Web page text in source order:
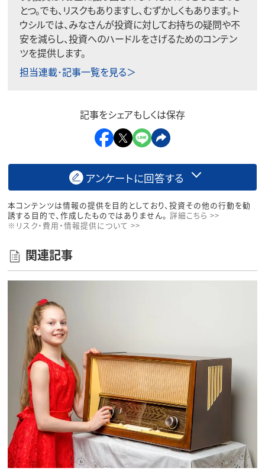
とつ。でも、リスクもありますし、むずかしくもあります。ト
ウシルでは、みなさんが投資に対してお持ちの疑問や不
安を減らし、投資へのハードルをさげるためのコンテン
ツを提供します。
担当連載･記事一覧を見る＞
記事をシェアもしくは保存
アンケートに回答する
本コンテンツは情報の提供を目的としており、投資その他の行動を勧
誘する目的で、作成したものではありません。 詳細こちら >>
※リスク・費用・情報提供について >>
関連記事